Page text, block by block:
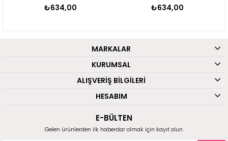
₺634,00 ₺634,00
MARKALAR
KURUMSAL
ALIŞVERİŞ BİLGİLERİ
HESABIM
E-BÜLTEN
Gelen ürünlerden ilk haberdar olmak için kayıt olun.